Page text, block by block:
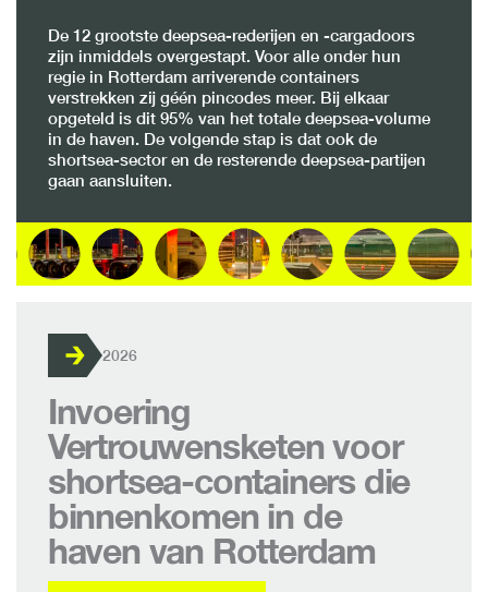
De 12 grootste deepsea-rederijen en -cargadoors
zijn inmiddels overgestapt. Voor alle onder hun
regie in Rotterdam arriverende containers
verstrekken zij géén pincodes meer. Bij elkaar
opgeteld is dit 95% van het totale deepsea-volume
in de haven. De volgende stap is dat ook de
shortsea-sector en de resterende deepsea-partijen
gaan aansluiten.
2026
Invoering
Vertrouwensketen voor
shortsea-containers die
binnenkomen in de
haven van Rotterdam